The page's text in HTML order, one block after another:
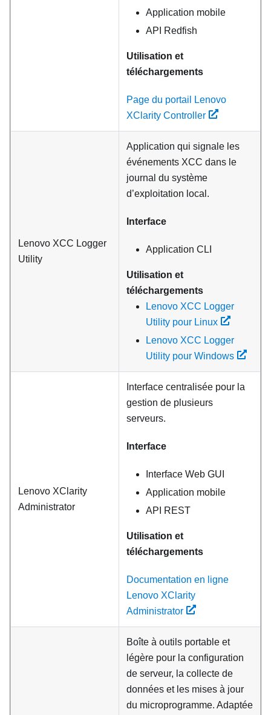
Application mobile
API Redfish
Utilisation et
téléchargements
Page du portail Lenovo
XClarity Controller
Lenovo XCC Logger
Utility
Application qui signale les
événements XCC dans le
journal du système
d’exploitation local.
Interface
Application CLI
Utilisation et
téléchargements
Lenovo XCC Logger
Utility pour Linux
Lenovo XCC Logger
Utility pour Windows
Lenovo XClarity
Administrator
Interface centralisée pour la
gestion de plusieurs
serveurs.
Interface
Interface Web GUI
Application mobile
API REST
Utilisation et
téléchargements
Documentation en ligne
Lenovo XClarity
Administrator
Boîte à outils portable et
légère pour la configuration
de serveur, la collecte de
données et les mises à jour
du microprogramme. Adaptée